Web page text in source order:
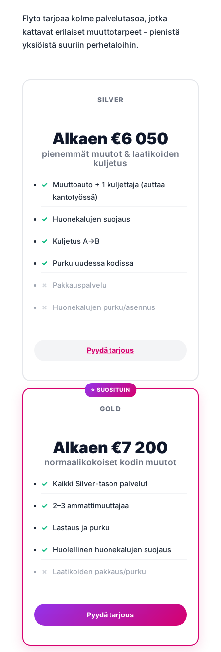
Flyto tarjoaa kolme palvelutasoa, jotka
kattavat erilaiset muuttotarpeet – pienistä
yksiöistä suuriin perhetaloihin.
SILVER
Alkaen €6 050
pienemmät muutot & laatikoiden
kuljetus
Muuttoauto + 1 kuljettaja (auttaa
kantotyössä)
Huonekalujen suojaus
Kuljetus A→B
Purku uudessa kodissa
Pakkauspalvelu
Huonekalujen purku/asennus
Pyydä tarjous
⭐ SUOSITUIN
GOLD
Alkaen €7 200
normaalikokoiset kodin muutot
Kaikki Silver-tason palvelut
2–3 ammattimuuttajaa
Lastaus ja purku
Huolellinen huonekalujen suojaus
Laatikoiden pakkaus/purku
Pyydä tarjous